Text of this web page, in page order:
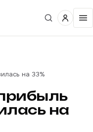
на 33%
на